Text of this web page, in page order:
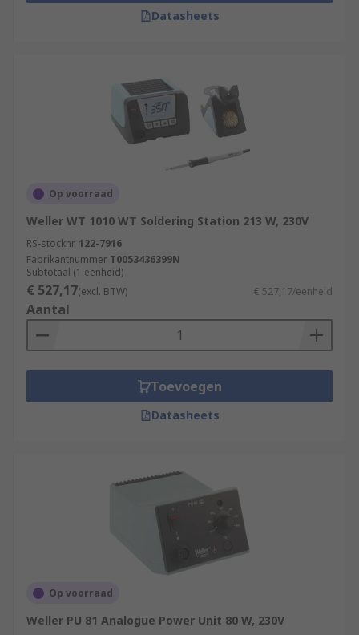
Datasheets
Op voorraad
Weller WT 1010 WT Soldering Station 213 W, 230V
RS-stocknr. 122-7916
Fabrikantnummer T0053436399N
Subtotaal (1 eenheid)
€ 527,17(excl. BTW) € 527,17/eenheid
Aantal
Toevoegen
Datasheets
Op voorraad
Weller PU 81 Analogue Power Unit 80 W, 230V